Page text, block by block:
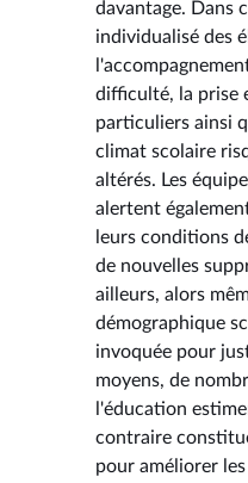
davantage. Dans
individualisé des
difficulté, la prise
particuliers ainsi
climat scolaire
altérés. Les
alertent
leurs conditions
de nouvelles
ailleurs, alors
démographique
invoquée pour
moyens, de
l'éducation
contraire
pour améliorer